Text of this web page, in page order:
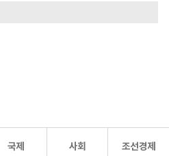
국제 사회 조선경제